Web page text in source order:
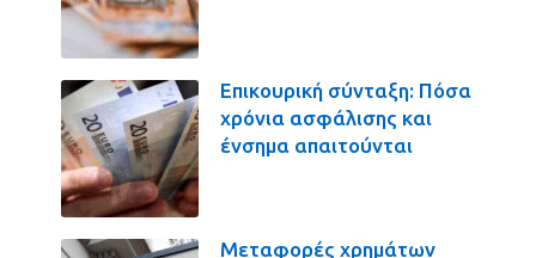
Επικουρική σύνταξη: Πόσα
χρόνια ασφάλισης και
ένσημα απαιτούνται
Μεταφορές χρημάτων